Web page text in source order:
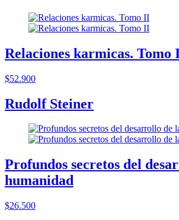
Relaciones karmicas. Tomo
$52.900
Rudolf Steiner
Profundos secretos del
humanidad
$26.500